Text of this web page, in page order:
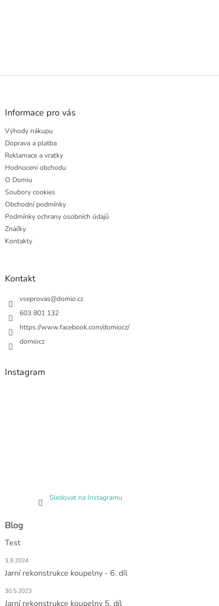
Z
Informace pro vás
Výhody nákupu
Doprava a platba
Reklamace a vratky
Hodnocení obchodu
O Domiu
Soubory cookies
Obchodní podmínky
Podmínky ochrany osobních údajů
Značky
Kontakty
Kontakt
vseprovas@domio.cz
603 801 132
https://www.facebook.com/domiocz/
domiocz
Instagram
Sledovat na Instagramu
Blog
Test
3.9.2024
Jarní rekonstrukce koupelny - 6. díl
30.5.2023
Jarní rekonstrukce koupelny 5. díl